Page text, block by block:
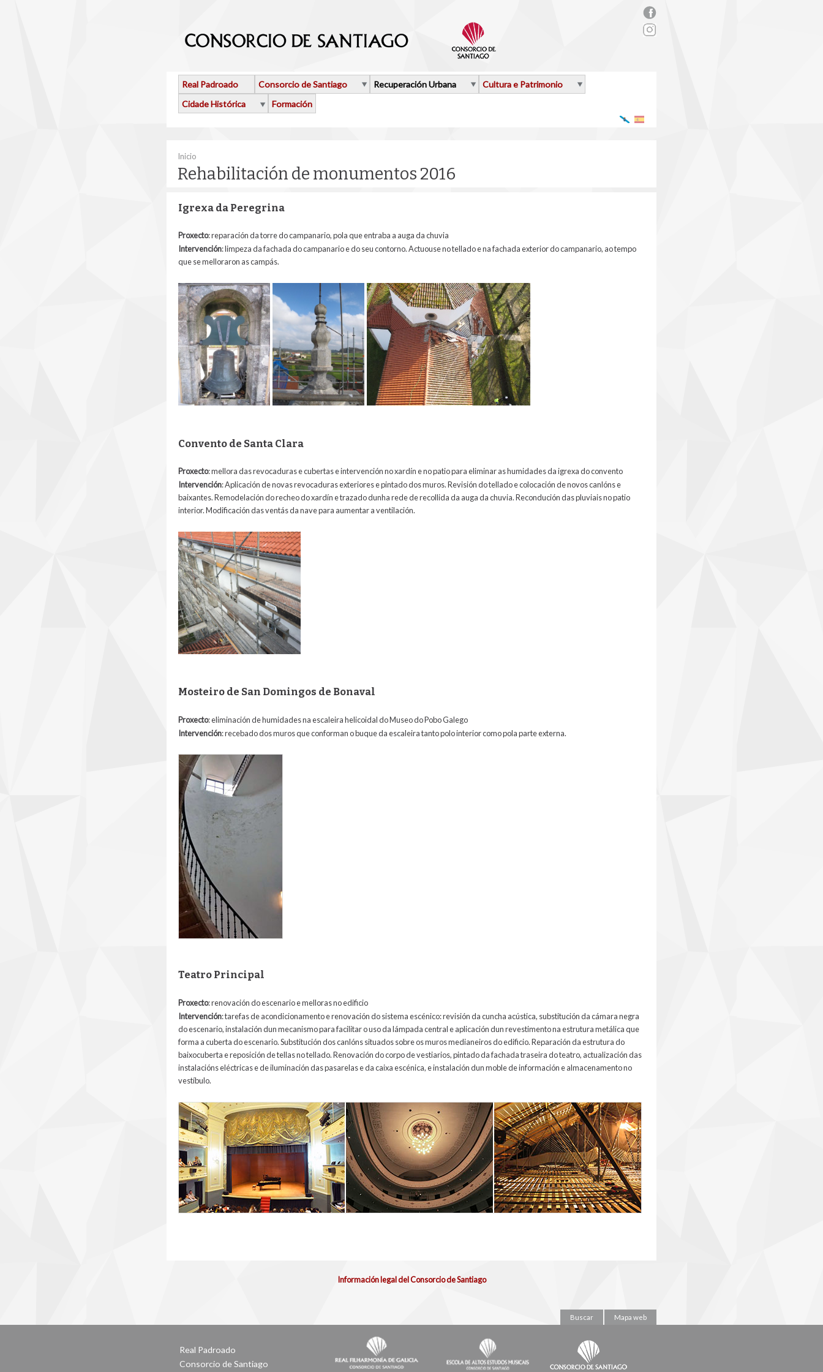
rs_facebook.png
Real Padroado Consorcio de Santiago Recuperación Urbana
Cultura e Patrimonio
Cidade Histórica
Formación
Vostede está aquí
Inicio
Rehabilitación de monumentos 2016
Igrexa da Peregrina
Proxecto: reparación da torre do campanario, pola que entraba a auga da chuvia
Intervención: limpeza da fachada do campanario e do seu contorno. Actuouse no tellado e na fachada exterior do campanario, ao tempo
que se melloraron as campás.
Convento de Santa Clara
Proxecto: mellora das revocaduras e cubertas e intervención no xardín e no patio paraeliminar as humidades da igrexa do convento
Intervención: Aplicación de novas revocaduras exteriores e pintado dos muros. Revisión do tellado e colocación de novos canlóns e
baixantes. Remodelación do recheo do xardín e trazado dunha rede de recollida da auga da chuvia. Recondución das pluviais no patio
interior. Modificación das ventás da nave para aumentar a ventilación.
Mosteiro de San Domingos de Bonaval
Proxecto: eliminación de humidades na escaleira helicoidal do Museo do Pobo Galego
Intervención:recebado dos muros que conforman o buque da escaleira tanto polo interior como pola parte externa.
4_monasteiro_de_santo_domingo_de_bonaval.jpg
Teatro Principal
Proxecto: renovación do escenario e melloras no edificio
Intervención:tarefas de acondicionamento e renovación do sistema escénico: revisión da cuncha acústica, substitución da cámara negra
do escenario, instalación dun mecanismo para facilitar o uso da lámpada central e aplicación dun revestimento na estrutura metálica que
forma a cuberta do escenario. Substitución dos canlóns situados sobre os muros medianeiros do edificio. Reparación da estrutura do
baixocuberta e reposición de tellas no tellado. Renovación do corpo de vestiarios, pintado da fachada traseira do teatro, actualización das
instalacións eléctricas e de iluminación das pasarelas e da caixa escénica, e instalación dun moble de información e almacenamento no
vestíbulo.
6_teatro_principal.jpg
Información legal del Consorcio de Santiago
Buscar Mapa web
Real Padroado
Consorcio de Santiago